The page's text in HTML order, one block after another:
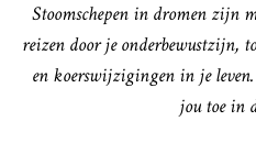
Stoomschepen in dromen zijn
reizen door je onderbewustzijn,
en koerswijzigingen in je
jou toe in